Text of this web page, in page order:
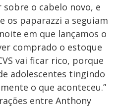
o cabelo novo, e
paparazzi a seguiam
em que lançamos o
comprado o estoque
vai ficar rico, porque
adolescentes tingindo
o que aconteceu.”
entre Anthony